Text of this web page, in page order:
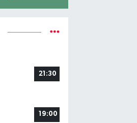
21:30
19:00